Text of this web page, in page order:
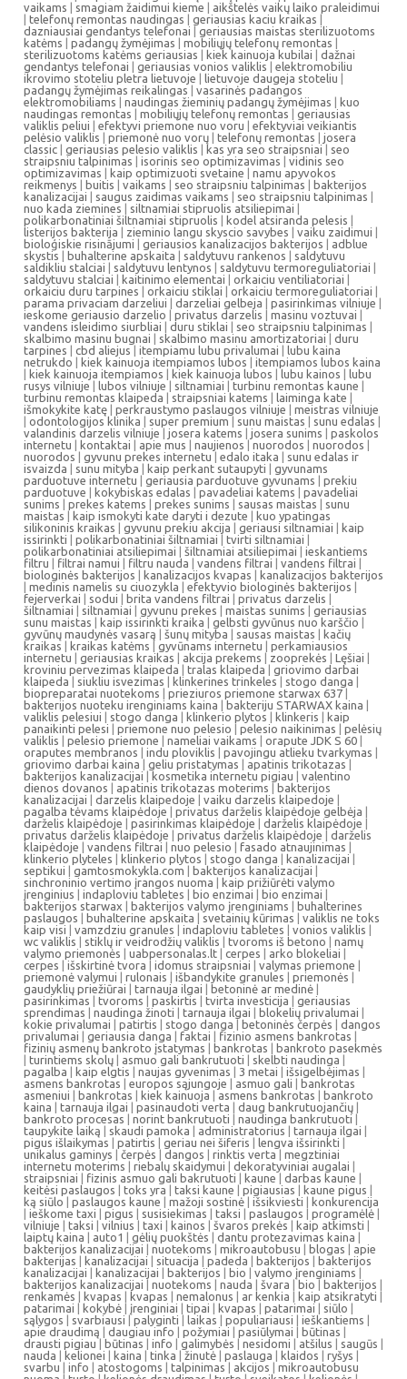
vaikams | smagiam žaidimui kieme | aikštelės vaikų laiko praleidimui
| telefonų remontas naudingas | geriausias kaciu kraikas |
dazniausiai gendantys telefonai | geriausias maistas sterilizuotoms
katėms | padangų žymėjimas | mobiliųjų telefonų remontas |
sterilizuotoms katėms geriausias | kiek kainuoja kubilai | dažnai
gendantys telefonai | geriausias vonios valiklis | elektromobiliu
ikrovimo stoteliu pletra lietuvoje | lietuvoje daugeja stoteliu |
padangų žymėjimas reikalingas | vasarinės padangos
elektromobiliams | naudingas žieminių padangų žymėjimas | kuo
naudingas remontas | mobiliųjų telefonų remontas | geriausias
valiklis peliui | efektyvi priemone nuo voru | efektyviai veikiantis
pelėsio valiklis | priemonė nuo vorų | telefonų remontas | josera
classic | geriausias pelesio valiklis | kas yra seo straipsniai | seo
straipsniu talpinimas | isorinis seo optimizavimas | vidinis seo
optimizavimas | kaip optimizuoti svetaine | namu apyvokos
reikmenys | buitis | vaikams | seo straipsniu talpinimas | bakterijos
kanalizacijai | saugus zaidimas vaikams | seo straipsniu talpinimas |
nuo kada ziemines | siltnamiai stipruolis atsiliepimai |
polikarbonatiniai šiltnamiai stipruolis | kodel atsiranda pelesis |
listerijos bakterija | zieminio langu skyscio savybes | vaiku zaidimui |
bioloģiskie risinājumi | geriausios kanalizacijos bakterijos | adblue
skystis | buhalterine apskaita | saldytuvu rankenos | saldytuvu
saldikliu stalciai | saldytuvu lentynos | saldytuvu termoreguliatoriai |
saldytuvu stalciai | kaitinimo elementai | orkaiciu ventiliatoriai |
orkaiciu duru tarpines | orkaiciu stiklai | orkaiciu termoreguliatoriai |
parama privaciam darzeliui | darzeliai gelbeja | pasirinkimas vilniuje |
ieskome geriausio darzelio | privatus darzelis | masinu voztuvai |
vandens isleidimo siurbliai | duru stiklai | seo straipsniu talpinimas |
skalbimo masinu bugnai | skalbimo masinu amortizatoriai | duru
tarpines | cbd aliejus | itempiamu lubu privalumai | lubu kaina
netrukdo | kiek kainuoja itempiamos lubos | itempiamos lubos kaina
| kiek kainuoja itempiamos | kiek kainuoja lubos | lubu kainos | lubu
rusys vilniuje | lubos vilniuje | siltnamiai | turbinu remontas kaune |
turbinu remontas klaipeda | straipsniai katems | laiminga kate |
išmokykite katę | perkraustymo paslaugos vilniuje | meistras vilniuje
| odontologijos klinika | super premium | sunu maistas | sunu edalas |
valandinis darzelis vilniuje | josera katems | josera sunims | paskolos
internetu | kontaktai | apie mus | naujienos | nuorodos | nuorodos |
nuorodos | gyvunu prekes internetu | edalo itaka | sunu edalas ir
isvaizda | sunu mityba | kaip perkant sutaupyti | gyvunams
parduotuve internetu | geriausia parduotuve gyvunams | prekiu
parduotuve | kokybiskas edalas | pavadeliai katems | pavadeliai
sunims | prekes katems | prekes sunims | sausas maistas | sunu
maistas | kaip ismokyti kate daryti i dezute | kuo ypatingas
silikoninis kraikas | gyvunu prekiu akcija | geriausi siltnamiai | kaip
issirinkti | polikarbonatiniai šiltnamiai | tvirti siltnamiai |
polikarbonatiniai atsiliepimai | šiltnamiai atsiliepimai | ieskantiems
filtru | filtrai namui | filtru nauda | vandens filtrai | vandens filtrai |
biologinės bakterijos | kanalizacijos kvapas | kanalizacijos bakterijos
| medinis namelis su ciuozykla | efektyvio biologinės bakterijos |
fejerverkai | sodui | brita vandens filtrai | privatus darzelis |
šiltnamiai | siltnamiai | gyvunu prekes | maistas sunims | geriausias
sunu maistas | kaip issirinkti kraika | gelbsti gyvūnus nuo karščio |
gyvūnų maudynės vasarą | šunų mityba | sausas maistas | kačių
kraikas | kraikas katėms | gyvūnams internetu | perkamiausios
internetu | geriausias kraikas | akcija prekems | zooprekės | Lęšiai |
kroviniu pervezimas klaipeda | tralas klaipeda | griovimo darbai
klaipeda | siukliu isvezimas | klinkerines trinkeles | stogo danga |
biopreparatai nuotekoms | prieziuros priemone starwax 637 |
bakterijos nuoteku irenginiams kaina | bakteriju STARWAX kaina |
valiklis pelesiui | stogo danga | klinkerio plytos | klinkeris | kaip
panaikinti pelesi | priemone nuo pelesio | pelesio naikinimas | pelėsių
valiklis | pelesio priemone | nameliai vaikams | orapute JDK S 60 |
oraputes membranos | indu ploviklis | pavojingu atlieku tvarkymas |
griovimo darbai kaina | geliu pristatymas | apatinis trikotazas |
bakterijos kanalizacijai | kosmetika internetu pigiau | valentino
dienos dovanos | apatinis trikotazas moterims | bakterijos
kanalizacijai | darzelis klaipedoje | vaiku darzelis klaipedoje |
pagalba tėvams klaipėdoje | privatus darželis klaipėdoje gelbėja |
darželis klaipėdoje | pasirinkimas klaipėdoje | darželis klaipėdoje |
privatus darželis klaipėdoje | privatus darželis klaipėdoje | darželis
klaipėdoje | vandens filtrai | nuo pelesio | fasado atnaujinimas |
klinkerio plyteles | klinkerio plytos | stogo danga | kanalizacijai |
septikui | gamtosmokykla.com | bakterijos kanalizacijai |
sinchroninio vertimo įrangos nuoma | kaip prižiūrėti valymo
įrenginius | indaploviu tabletes | bio enzimai | bio enzimai |
bakterijos starwax | bakterijos valymo įrenginiams | buhalterines
paslaugos | buhalterine apskaita | svetainių kūrimas | valiklis ne toks
kaip visi | vamzdziu granules | indaploviu tabletes | vonios valiklis |
wc valiklis | stiklų ir veidrodžių valiklis | tvoroms iš betono | namų
valymo priemonės | uabpersonalas.lt | cerpes | arko blokeliai |
cerpes | išskirtinė tvora | idomus straipsniai | valymas priemone |
priemonė valymui | rulonais | išbandykite granules | priemonės |
gaudyklių priežiūrai | tarnauja ilgai | betoninė ar medinė |
pasirinkimas | tvoroms | paskirtis | tvirta investicija | geriausias
sprendimas | naudinga žinoti | tarnauja ilgai | blokelių privalumai |
kokie privalumai | patirtis | stogo danga | betoninės čerpės | dangos
privalumai | geriausia danga | faktai | fizinio asmens bankrotas |
fizinių asmenų bankroto įstatymas | bankrotas | bankroto pasekmės
| turintiems skolų | asmuo gali bankrutuoti | skelbti naudinga |
pagalba | kaip elgtis | naujas gyvenimas | 3 metai | išsigelbėjimas |
asmens bankrotas | europos sąjungoje | asmuo gali | bankrotas
asmeniui | bankrotas | kiek kainuoja | asmens bankrotas | bankroto
kaina | tarnauja ilgai | pasinaudoti verta | daug bankrutuojančių |
bankroto procesas | norint bankrutuoti | naudinga bankrutuoti |
taupykite laiką | skaudi pamoka | administratorius | tarnauja ilgai |
pigus išlaikymas | patirtis | geriau nei šiferis | lengva išsirinkti |
unikalus gaminys | čerpės | dangos | rinktis verta | megztiniai
internetu moterims | riebalų skaidymui | dekoratyviniai augalai |
straipsniai | fizinis asmuo gali bakrutuoti | kaune | darbas kaune |
keitėsi paslaugos | toks yra | taksi kaune | pigiausias | kaune pigus |
ką siūlo | paslaugos kaune | mažoji sostinė | išsikviesti | konkurencija
| ieškome taxi | pigus | susisiekimas | taksi | paslaugos | programėlė |
vilniuje | taksi | vilnius | taxi | kainos | švaros prekės | kaip atkimsti |
laiptų kaina | auto1 | gėlių puokštės | dantu protezavimas kaina |
bakterijos kanalizacijai | nuotekoms | mikroautobusu | blogas | apie
bakterijas | kanalizacijai | situacija | padeda | bakterijos | bakterijos
kanalizacijai | kanalizacijai | bakterijos | bio | valymo įrenginiams |
bakterijos kanalizacijai | nuotekoms | nauda | švara |bio | bakterijos |
renkamės | kvapas | kvapas | nemalonus | ar kenkia | kaip atsikratyti |
patarimai | kokybė | įrenginiai | tipai | kvapas | patarimai | siūlo |
sąlygos | svarbiausi |palyginti | laikas | populiariausi | ieškantiems |
apie draudimą | daugiau info | požymiai | pasiūlymai | būtinas |
drausti pigiau| būtinas | info | galimybės | nesidomi | atšilus | saugūs |
nauda | kelionei | kaina | tinka | žinutė | paslauga | klaidos | ryšys |
svarbu | info | atostogoms | talpinimas | akcijos | mikroautobusu